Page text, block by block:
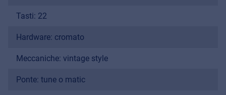
For Music retailers | Musicians & bands |
Tasti: 22
Hardware: cromato
Meccaniche: vintage style
Ponte: tune o matic